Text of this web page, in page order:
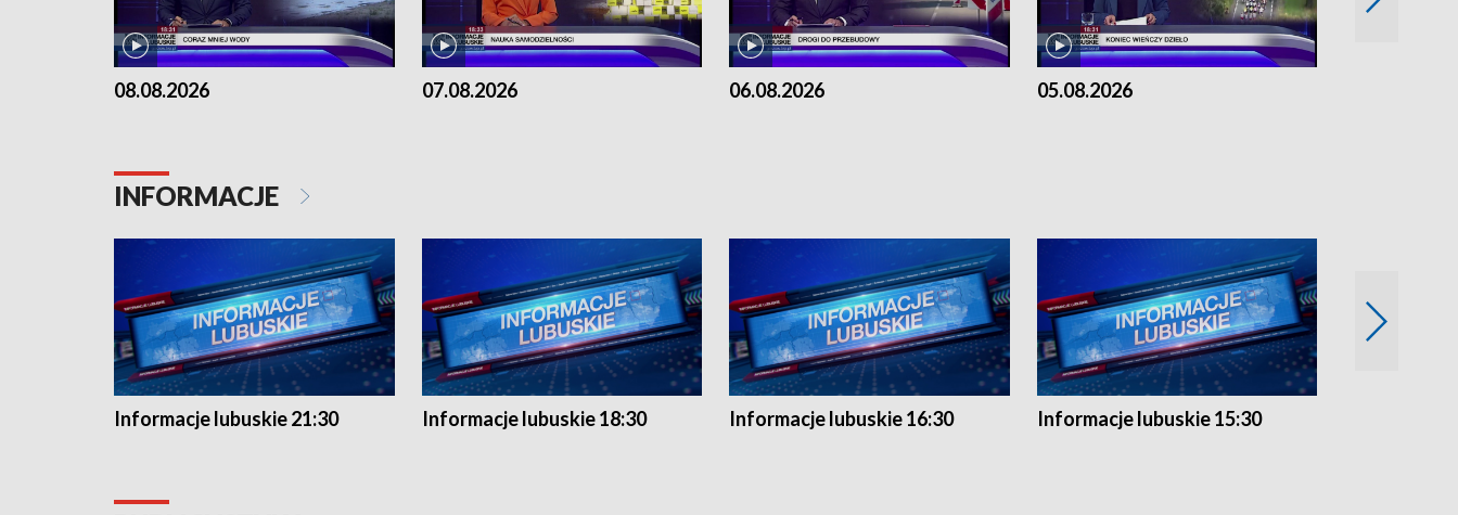
08.08.2026 07.08.2026 06.08.2026 05.08.2026
INFORMACJE
Informacje lubuskie 21:30 Informacje lubuskie 18:30 Informacje lubuskie 16:30 Informacje lubuskie 15:30